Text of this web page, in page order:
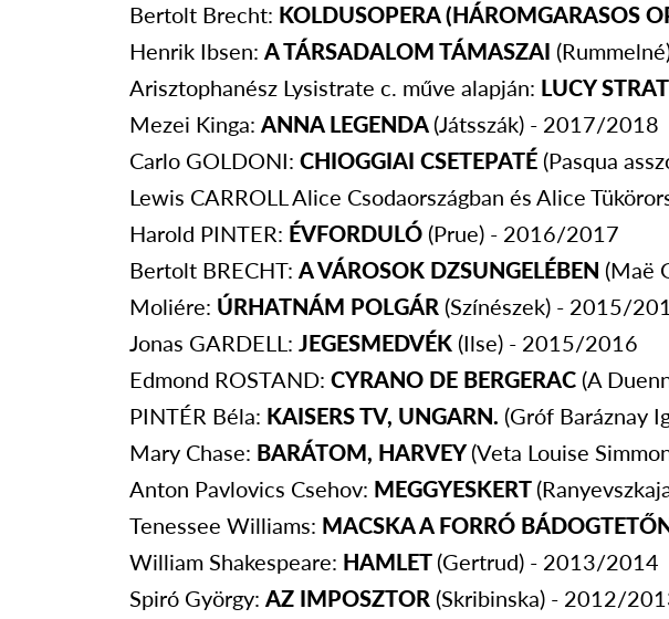
Bertolt Brecht: KOLDUSOPERA (HÁROMGARASOS
Henrik Ibsen: A TÁRSADALOM TÁMASZAI
Arisztophanész Lysistrate c. műve alapján: LUCY
Mezei Kinga: ANNA LEGENDA (Játsszák) - 2017/2018
Carlo GOLDONI: CHIOGGIAI CSETEPATÉ (Pasqua
Lewis CARROLL Alice Csodaországban és Alice
Harold PINTER: ÉVFORDULÓ (Prue) - 2016/2017
Bertolt BRECHT: A VÁROSOK DZSUNGELÉBEN (Maë
Moliére: ÚRHATNÁM POLGÁR (Színészek) - 2015/
Jonas GARDELL: JEGESMEDVÉK (Ilse) - 2015/2016
Edmond ROSTAND: CYRANO DE BERGERAC (A
PINTÉR Béla: KAISERS TV, UNGARN. (Gróf Baráznay
Mary Chase: BARÁTOM, HARVEY(Veta Louise
Anton Pavlovics Csehov: MEGGYESKERT
Tenessee Williams: MACSKA A FORRÓ
William Shakespeare: HAMLET (Gertrud) - 2013/2014
Spiró György: AZ IMPOSZTOR (Skribinska) - 2012/